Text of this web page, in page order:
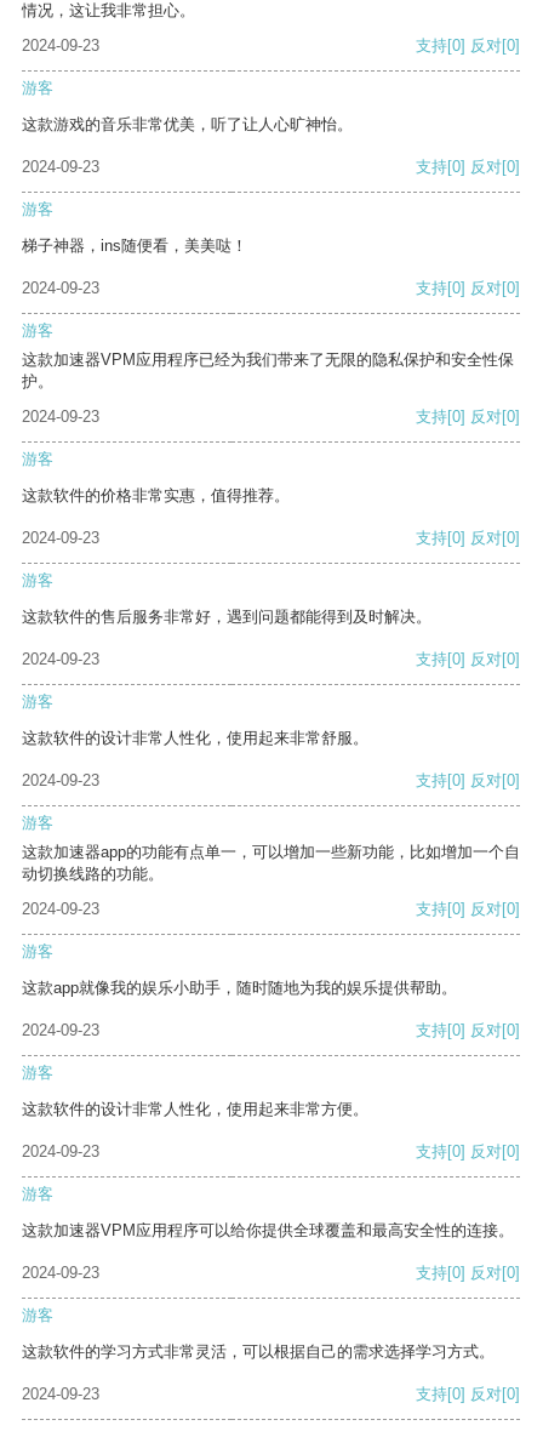
情况，这让我非常担心。
2024-09-23
支持[0] 反对[0]
游客
这款游戏的音乐非常优美，听了让人心旷神怡。
2024-09-23 支持[0] 反对[0]
游客
梯子神器，ins随便看，美美哒！
2024-09-23 支持[0] 反对[0]
游客
这款加速器VPM应用程序已经为我们带来了无限的隐私保护和安全性保
护。
2024-09-23
支持[0] 反对[0]
游客
这款软件的价格非常实惠，值得推荐。
2024-09-23 支持[0] 反对[0]
游客
这款软件的售后服务非常好，遇到问题都能得到及时解决。
2024-09-23 支持[0] 反对[0]
游客
这款软件的设计非常人性化，使用起来非常舒服。
2024-09-23 支持[0] 反对[0]
游客
这款加速器app的功能有点单一，可以增加一些新功能，比如增加一个自
动切换线路的功能。
2024-09-23
支持[0] 反对[0]
游客
这款app就像我的娱乐小助手，随时随地为我的娱乐提供帮助。
2024-09-23 支持[0] 反对[0]
游客
这款软件的设计非常人性化，使用起来非常方便。
2024-09-23 支持[0] 反对[0]
游客
这款加速器VPM应用程序可以给你提供全球覆盖和最高安全性的连接。
2024-09-23 支持[0] 反对[0]
游客
这款软件的学习方式非常灵活，可以根据自己的需求选择学习方式。
2024-09-23 支持[0] 反对[0]